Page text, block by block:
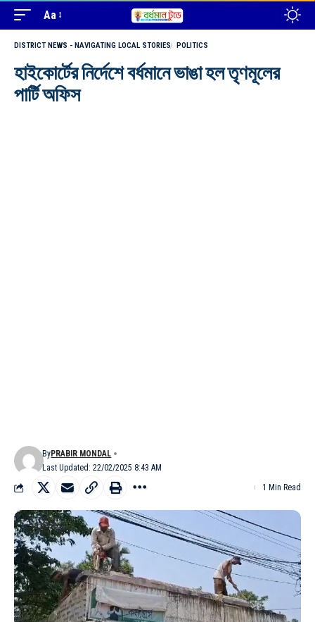
Aa
DISTRICT NEWS - NAVIGATING LOCAL STORIES POLITICS
হাইকোর্টের নির্দেশে বর্ধমানে ভাঙা হল তৃণমূলের
পার্টি অফিস
Last Updated: 22/02/2025 8:43 AM
ByPRABIR MONDAL
1 Min Read